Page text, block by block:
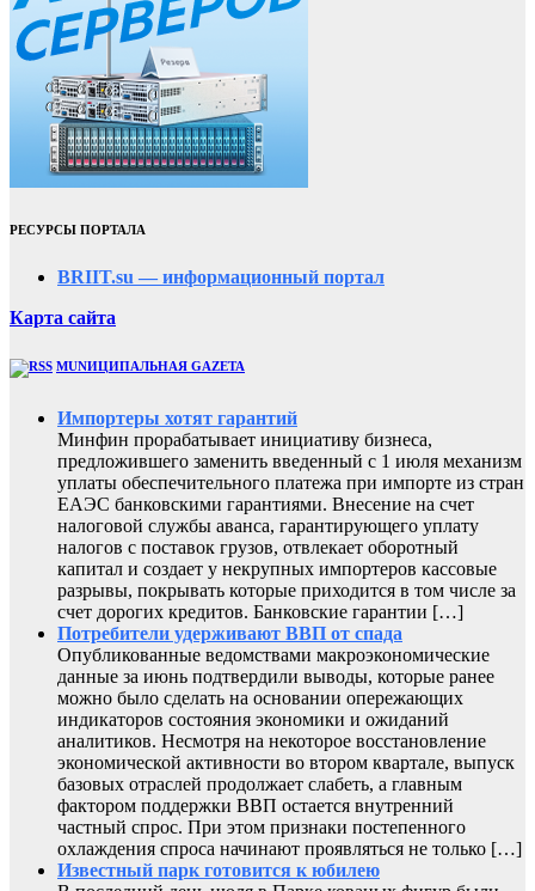
РЕСУРСЫ ПОРТАЛА
BRIIT.su — информационный портал
Карта сайта
MUNИЦИПАЛЬНАЯ GAZЕТА
Импортеры хотят гарантий
Минфин прорабатывает инициативу бизнеса,
предложившего заменить введенный с 1 июля механизм
уплаты обеспечительного платежа при импорте из стран
ЕАЭС банковскими гарантиями. Внесение на счет
налоговой службы аванса, гарантирующего уплату
налогов с поставок грузов, отвлекает оборотный
капитал и создает у некрупных импортеров кассовые
разрывы, покрывать которые приходится в том числе за
счет дорогих кредитов. Банковские гарантии […]
Потребители удерживают ВВП от спада
Опубликованные ведомствами макроэкономические
данные за июнь подтвердили выводы, которые ранее
можно было сделать на основании опережающих
индикаторов состояния экономики и ожиданий
аналитиков. Несмотря на некоторое восстановление
экономической активности во втором квартале, выпуск
базовых отраслей продолжает слабеть, а главным
фактором поддержки ВВП остается внутренний
частный спрос. При этом признаки постепенного
охлаждения спроса начинают проявляться не только […]
Известный парк готовится к юбилею